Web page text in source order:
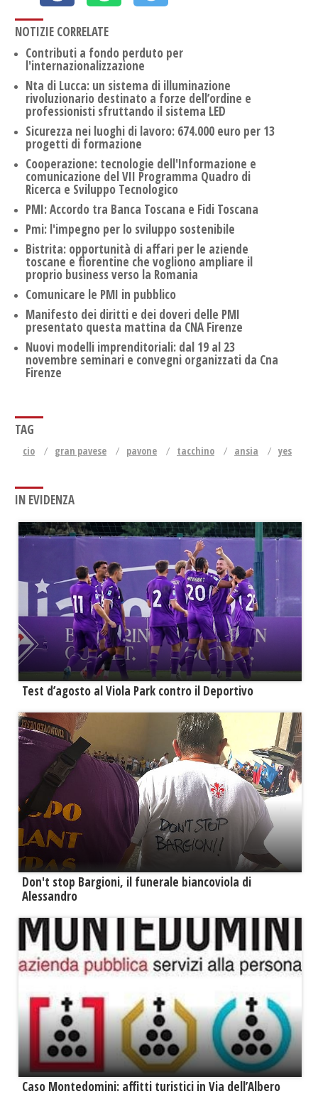
NOTIZIE CORRELATE
Contributi a fondo perduto per
l'internazionalizzazione
Nta di Lucca: un sistema di illuminazione
rivoluzionario destinato a forze dell’ordine e
professionisti sfruttando il sistema LED
Sicurezza nei luoghi di lavoro: 674.000 euro per 13
progetti di formazione
Cooperazione: tecnologie dell'Informazione e
comunicazione del VII Programma Quadro di
Ricerca e Sviluppo Tecnologico
PMI: Accordo tra Banca Toscana e Fidi Toscana
Pmi: l'impegno per lo sviluppo sostenibile
Bistrita: opportunità di affari per le aziende
toscane e fiorentine che vogliono ampliare il
proprio business verso la Romania
Comunicare le PMI in pubblico
Manifesto dei diritti e dei doveri delle PMI
presentato questa mattina da CNA Firenze
Nuovi modelli imprenditoriali: dal 19 al 23
novembre seminari e convegni organizzati da Cna
Firenze
TAG
cio gran pavese pavone tacchino ansia yes
IN EVIDENZA
Test d’agosto al Viola Park contro il Deportivo
Don't stop Bargioni, il funerale biancoviola di
Alessandro
Caso Montedomini: affitti turistici in Via dell’Albero